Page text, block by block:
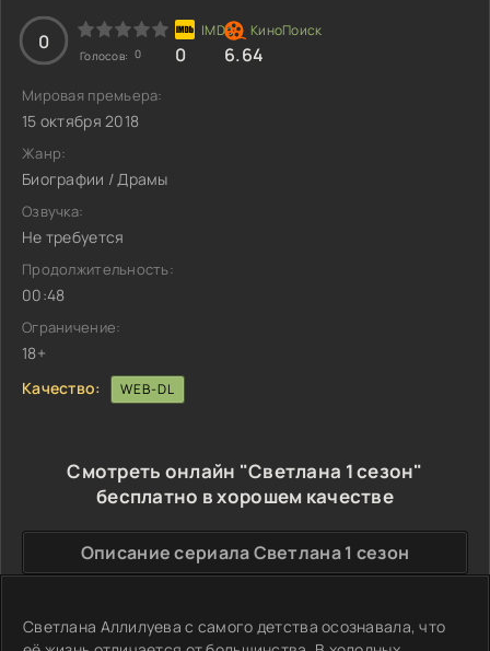
0
Голосов: 0 0 6.64
Мировая премьера:
15 октября 2018
Жанр:
Биографии / Драмы
Озвучка:
Не требуется
Продолжительность:
00:48
Ограничение:
18+
Качество:
WEB-DL
Смотреть онлайн "Светлана 1 сезон"
бесплатно в хорошем качестве
Описание сериала Светлана 1 сезон
Светлана Аллилуева с самого детства осознавала, что